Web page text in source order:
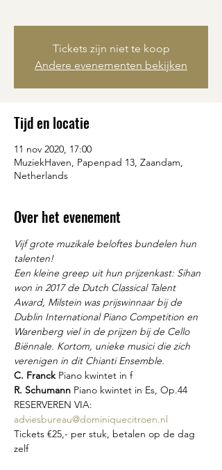
Tickets zijn niet te koop
Andere evenementen bekijken
Tijd en locatie
11 nov 2020, 17:00
MuziekHaven, Papenpad 13, Zaandam,
Netherlands
Over het evenement
Vijf grote muzikale beloftes bundelen hun
talenten!
Een kleine greep uit hun prijzenkast: Sihan
won in 2017 de Dutch Classical Talent
Award, Milstein was prijswinnaar bij de
Dublin International Piano Competition en
Warenberg viel in de prijzen bij de Cello
Biënnale. Kortom, unieke musici die zich
verenigen in dit Chianti Ensemble.
C. Franck Piano kwintet in f
R. Schumann Piano kwintet in Es, Op.44
RESERVEREN VIA:
adviesbureau@dominiquecitroen.nl
Tickets €25,- per stuk, betalen op de dag
zelf